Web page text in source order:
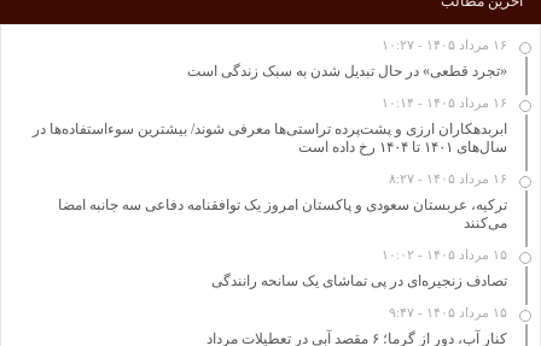
۱۶ مرداد ۱۴۰۵ - ۱۰:۲۷
«تجرد قطعی» در حال تبدیل شدن به سبک زندگی است
۱۶ مرداد ۱۴۰۵ - ۱۰:۱۴
ابربدهکاران ارزی و پشت‌پرده تراستی‌ها معرفی شوند/ بیشترین سوءاستفاده‌ها در
سال‌های ۱۴۰۱ تا ۱۴۰۴ رخ داده است
۱۶ مرداد ۱۴۰۵ - ۸:۲۷
ترکیه، عربستان سعودی و پاکستان امروز یک توافقنامه دفاعی سه جانبه امضا
می‌کنند
۱۵ مرداد ۱۴۰۵ - ۱۰:۰۲
تصادف زنجیره‌ای در پی تماشای یک سانحه رانندگی
۱۵ مرداد ۱۴۰۵ - ۹:۴۷
کنار آب، دور از گرما؛ ۶ مقصد آبی در تعطیلات مرداد